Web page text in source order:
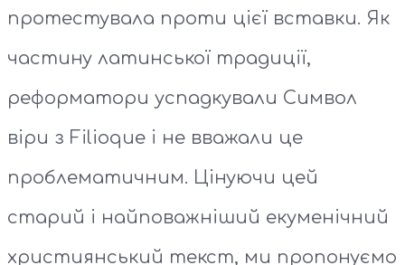
протестувала проти цієї вставки. Як
частину латинської традиції,
реформатори успадкували Символ
віри з Filioque і не вважали це
проблематичним. Цінуючи цей
старий і найповажніший екуменічний
християнський текст, ми пропонуємо